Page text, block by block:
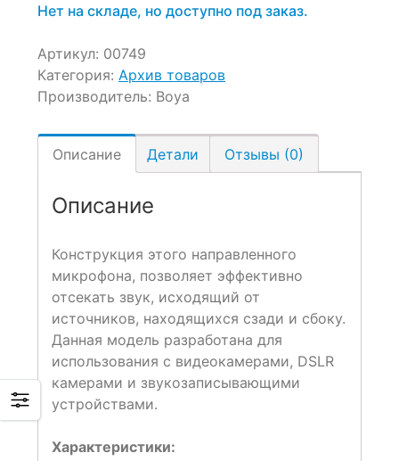
Нет на складе, но доступно под заказ.
Артикул: 00749
Категория: Архив товаров
Производитель: Boya
Описание Детали Отзывы (0)
Описание
Конструкция этого направленного
микрофона, позволяет эффективно
отсекать звук, исходящий от
источников, находящихся сзади и сбоку.
Данная модель разработана для
использования с видеокамерами, DSLR
камерами и звукозаписывающими
устройствами.
Характеристики: